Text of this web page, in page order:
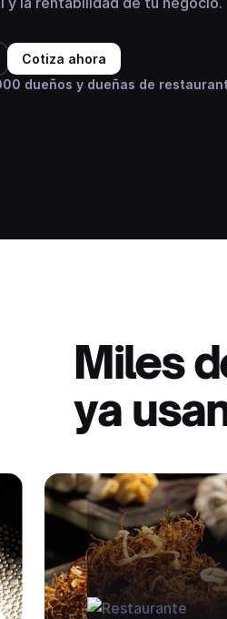
Cotiza ahora
dueños y dueñas de
Miles
ya